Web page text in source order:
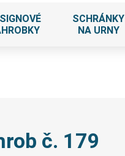
SCHRÁNKY
NA URNY
č. 179